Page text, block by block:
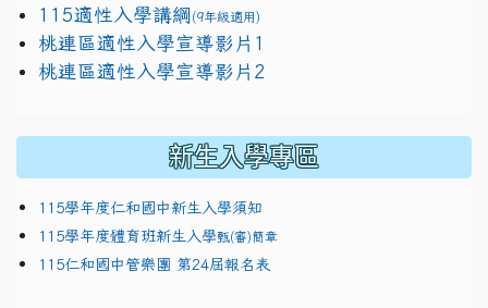
115適性入學講綱 (9年級適用)
link to https://docs.google.com/presentation/d/
桃連區適性入學宣導影片1
link to https://docs.google.com/presentation/d/
桃連區適性入學宣導影片2
新生入學專區
115學年度仁和國中新生入學須知
115學年度體育班新生入學甄(審)簡章
115仁和國中管樂團 第24屆報名表